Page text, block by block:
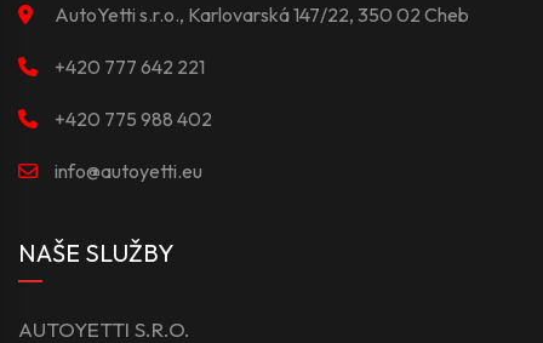
AutoYetti s.r.o., Karlovarská 147/22, 350 02 Cheb
+420 777 642 221
+420 775 988 402
info@autoyetti.eu
NAŠE SLUŽBY
AUTOYETTI S.R.O.